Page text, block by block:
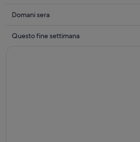
prezzi
a
Controlla
prezzi
Domani sera
Controlla
Questo fine settimana